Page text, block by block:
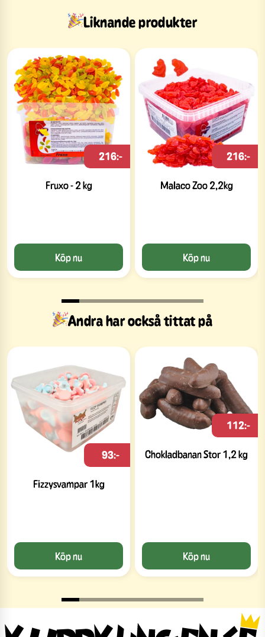
Liknande produkter
Fruxo - 2 kg
216:-
Köp nu
Malaco Zoo 2,2kg
216:-
Köp nu
Andra har också tittat på
Fizzysvampar 1kg
93:-
Köp nu
Chokladbanan Stor 1,2 kg
112:-
Köp nu